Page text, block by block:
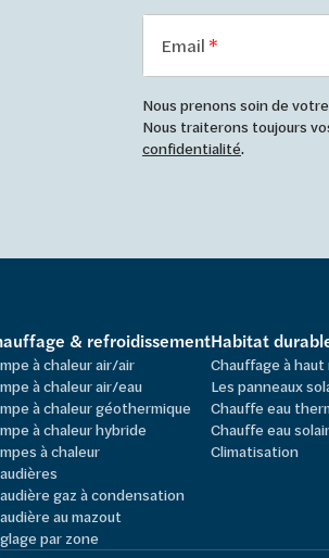
Email
Nous prenons soin de
Nous traiterons toujours
confidentialité.
& refroidissement
à chaleur air/air
à chaleur air/eau
à chaleur géothermique
à chaleur hybride
à chaleur
gaz à condensation
au mazout
par zone
Habitat
Chauffage à
Les panneaux
Chauffe eau
Chauffe eau
Climatisation